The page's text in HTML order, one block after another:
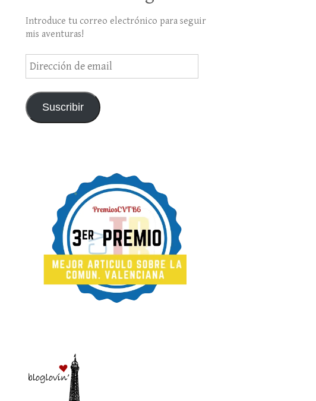
Introduce tu correo electrónico para seguir
mis aventuras!
Dirección
de
Suscribir